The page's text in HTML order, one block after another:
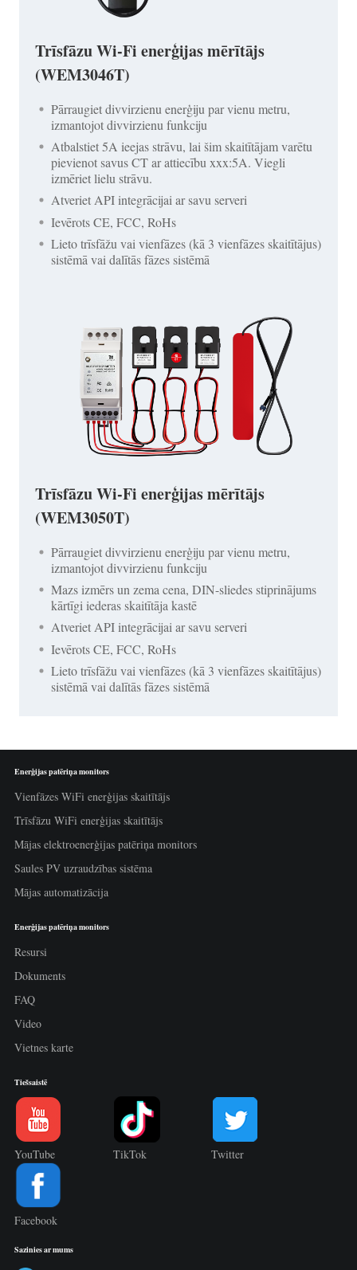
Trīsfāzu Wi-Fi enerģijas mērītājs
(WEM3046T)
Pārraugiet divvirzienu enerģiju par vienu metru,
izmantojot divvirzienu funkciju
Atbalstiet 5A ieejas strāvu, lai šim skaitītājam varētu
pievienot savus CT ar attiecību xxx:5A. Viegli
izmēriet lielu strāvu.
Atveriet API integrācijai ar savu serveri
Ievērots CE, FCC, RoHs
Lieto trīsfāžu vai vienfāzes (kā 3 vienfāzes skaitītājus)
sistēmā vai dalītās fāzes sistēmā
Trīsfāzu Wi-Fi enerģijas mērītājs
(WEM3050T)
Pārraugiet divvirzienu enerģiju par vienu metru,
izmantojot divvirzienu funkciju
Mazs izmērs un zema cena, DIN-sliedes stiprinājums
kārtīgi iederas skaitītāja kastē
Atveriet API integrācijai ar savu serveri
Ievērots CE, FCC, RoHs
Lieto trīsfāžu vai vienfāzes (kā 3 vienfāzes skaitītājus)
sistēmā vai dalītās fāzes sistēmā
Enerģijas patēriņa monitors
Vienfāzes WiFi enerģijas skaitītājs
Trīsfāzu WiFi enerģijas skaitītājs
Mājas elektroenerģijas patēriņa monitors
Saules PV uzraudzības sistēma
Mājas automatizācija
Enerģijas patēriņa monitors
Resursi
Dokuments
FAQ
Video
Vietnes karte
Tiešsaistē
YouTube TikTok Twitter
Facebook
Sazinies ar mums